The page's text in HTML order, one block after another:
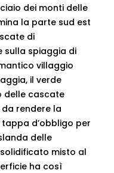
dei monti delle
la parte sud est
di
sulla spiaggia di
villaggio
il verde
delle cascate
rendere la
d’obbligo per
delle
misto al
ha così